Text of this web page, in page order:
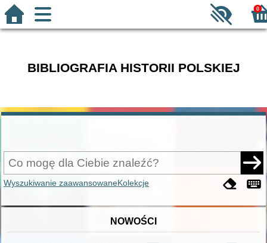
0
BIBLIOGRAFIA HISTORII POLSKIEJ
Wyszukiwanie zaawansowaneKolekcje
NOWOŚCI